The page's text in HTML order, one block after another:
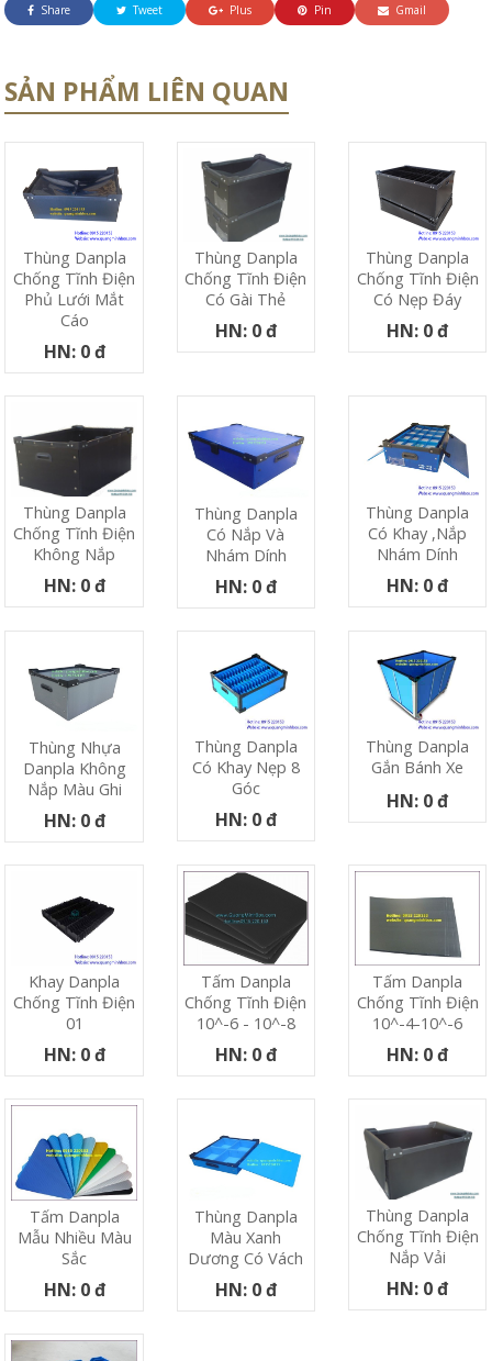
Share Tweet Plus Pin Gmail
SẢN PHẨM LIÊN QUAN
Thùng Danpla
Chống Tĩnh Điện
Phủ Lưới Mắt
Cáo
HN: 0 đ
Thùng Danpla
Chống Tĩnh Điện
Có Gài Thẻ
HN: 0 đ
Thùng Danpla
Chống Tĩnh Điện
Có Nẹp Đáy
HN: 0 đ
Thùng Danpla
Chống Tĩnh Điện
Không Nắp
HN: 0 đ
Thùng Danpla
Có Nắp Và
Nhám Dính
HN: 0 đ
Thùng Danpla
Có Khay ,nắp
Nhám Dính
HN: 0 đ
Thùng Nhựa
Danpla Không
Nắp Màu Ghi
HN: 0 đ
Thùng Danpla
Có Khay Nẹp 8
Góc
HN: 0 đ
Thùng Danpla
Gắn Bánh Xe
HN: 0 đ
Khay Danpla
Chống Tĩnh Điện
01
HN: 0 đ
Tấm Danpla
Chống Tĩnh Điện
10^-6 - 10^-8
HN: 0 đ
Tấm Danpla
Chống Tĩnh Điện
10^-4-10^-6
HN: 0 đ
Tấm Danpla
Mẫu Nhiều Màu
Sắc
HN: 0 đ
Thùng Danpla
Màu Xanh
Dương Có Vách
HN: 0 đ
Thùng Danpla
Chống Tĩnh Điện
Nắp Vải
HN: 0 đ